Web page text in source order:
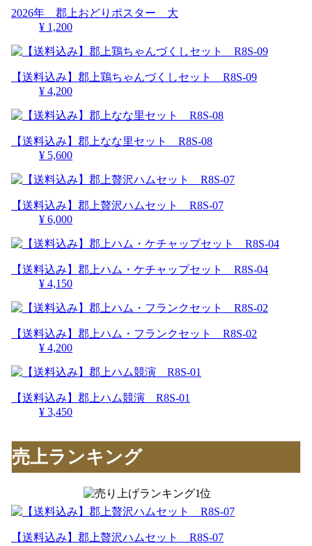
2026年 郡上おどりポスター 大
¥ 1,200
【送料込み】郡上鶏ちゃんづくしセット R8S-09
¥ 4,200
【送料込み】郡上なな里セット R8S-08
¥ 5,600
【送料込み】郡上贅沢ハムセット R8S-07
¥ 6,000
【送料込み】郡上ハム・ケチャップセット R8S-04
¥ 4,150
【送料込み】郡上ハム・フランクセット R8S-02
¥ 4,200
【送料込み】郡上ハム競演 R8S-01
¥ 3,450
売上ランキング
【送料込み】郡上贅沢ハムセット R8S-07